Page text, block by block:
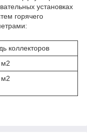
установках
горячего
коллекторов
м2
м2